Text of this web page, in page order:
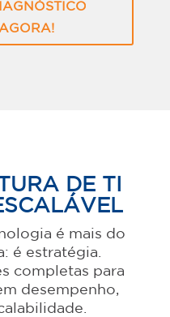
DE TI
é mais do
é estratégia.
completas para
desempenho,